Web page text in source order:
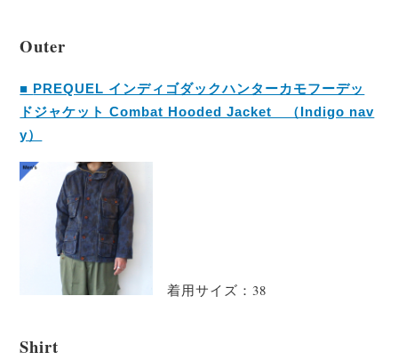
Outer
■ PREQUEL インディゴダックハンターカモフーデッ
ドジャケット Combat Hooded Jacket （Indigo nav
y）
着用サイズ：38
Shirt